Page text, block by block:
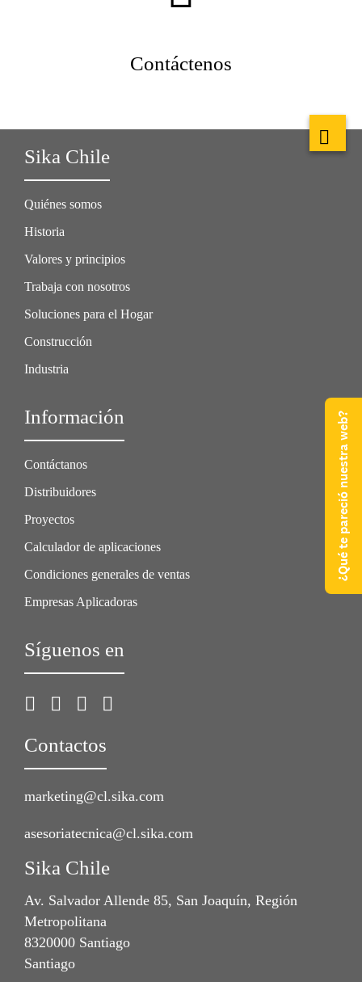
Contáctenos
Sika Chile
Quiénes somos
Historia
Valores y principios
Trabaja con nosotros
Soluciones para el Hogar
Construcción
Industria
Información
Contáctanos
Distribuidores
Proyectos
Calculador de aplicaciones
Condiciones generales de ventas
Empresas Aplicadoras
Síguenos en
Contactos
marketing@cl.sika.com
asesoriatecnica@cl.sika.com
Sika Chile
Av. Salvador Allende 85, San Joaquín, Región
Metropolitana
8320000 Santiago
Santiago
¿Qué te pareció nuestra web?